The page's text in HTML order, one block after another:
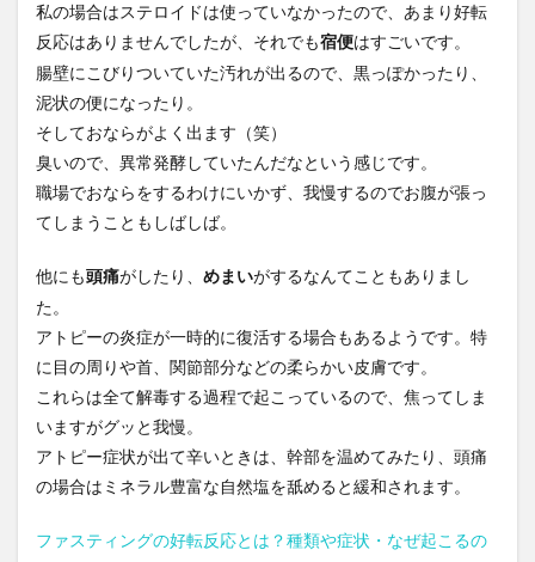
私の場合はステロイドは使っていなかったので、あまり好転
反応はありませんでしたが、それでも宿便はすごいです。
腸壁にこびりついていた汚れが出るので、黒っぽかったり、
泥状の便になったり。
そしておならがよく出ます（笑）
臭いので、異常発酵していたんだなという感じです。
職場でおならをするわけにいかず、我慢するのでお腹が張っ
てしまうこともしばしば。
他にも頭痛がしたり、 めまいがするなんてこともありまし
た。
アトピーの炎症が一時的に復活する場合もあるようです。特
に目の周りや首、関節部分などの柔らかい皮膚です。
これらは全て解毒する過程で起こっているので、焦ってしま
いますがグッと我慢。
アトピー症状が出て辛いときは、幹部を温めてみたり、頭痛
の場合はミネラル豊富な自然塩を舐めると緩和されます。
ファスティングの好転反応とは？種類や症状・なぜ起こるの